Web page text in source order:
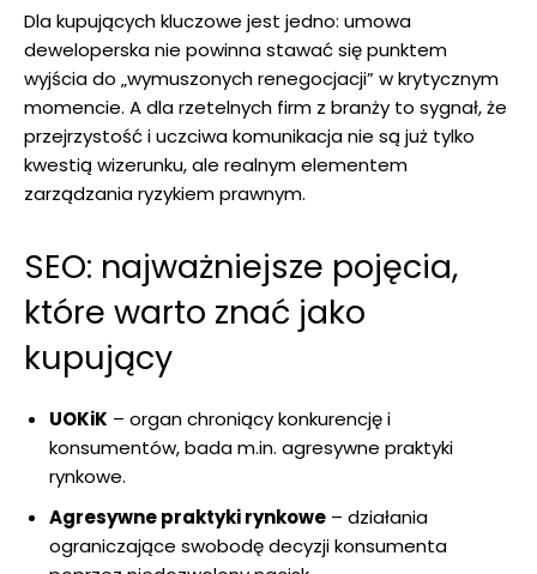
Dla kupujących kluczowe jest jedno: umowa
deweloperska nie powinna stawać się punktem
wyjścia do „wymuszonych renegocjacji” w krytycznym
momencie. A dla rzetelnych firm z branży to sygnał, że
przejrzystość i uczciwa komunikacja nie są już tylko
kwestią wizerunku, ale realnym elementem
zarządzania ryzykiem prawnym.
SEO: najważniejsze pojęcia,
które warto znać jako
kupujący
UOKiK – organ chroniący konkurencję i
konsumentów, bada m.in. agresywne praktyki
rynkowe.
Agresywne praktyki rynkowe – działania
ograniczające swobodę decyzji konsumenta